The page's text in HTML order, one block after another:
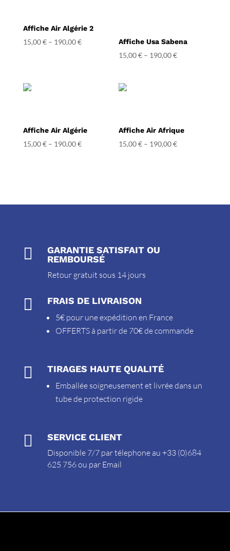
Affiche Air Algérie 2
15,00€– 190,00€ Affiche Usa Sabena
15,00€ – 190,00€
Affiche Air Algérie
15,00€– 190,00€
Affiche Air Afrique
15,00€ – 190,00€

GARANTIE SATISFAIT OU
REMBOURSÉ
Retour gratuit sous 14 jours
 FRAIS DE LIVRAISON
5€ pour une expédition en France
OFFERTS à partir de 70€ de commande
 TIRAGES HAUTE QUALITÉ
Emballée soigneusement et livrée dans un
tube de protection rigide
 SERVICE CLIENT
Disponible 7/7 par télephone au +33 (0)684
625 756 ou par Email